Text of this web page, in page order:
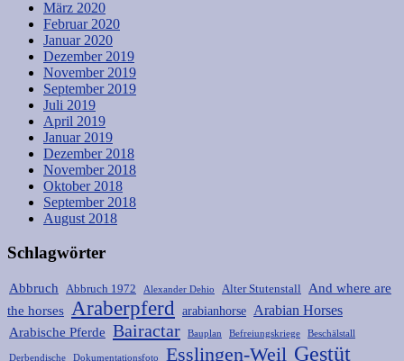
März 2020
Februar 2020
Januar 2020
Dezember 2019
November 2019
September 2019
Juli 2019
April 2019
Januar 2019
Dezember 2018
November 2018
Oktober 2018
September 2018
August 2018
Schlagwörter
Abbruch Abbruch 1972 Alexander Dehio Alter Stutenstall
And where are
the horses Araberpferd arabianhorse Arabian Horses
Arabische Pferde Bairactar Bauplan Befreiungskriege Beschälstall
Derbendische Dokumentationsfoto Esslingen-Weil Gestüt